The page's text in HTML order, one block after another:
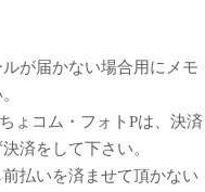
が届かない場合用にメモ
ょコム・フォトPは、決済
済をして下さい。
払いを済ませて頂かない